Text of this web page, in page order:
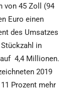
von 45 Zoll (94
Euro einen
des Umsatzes
in
4,4 Millionen.
2019
Prozent mehr